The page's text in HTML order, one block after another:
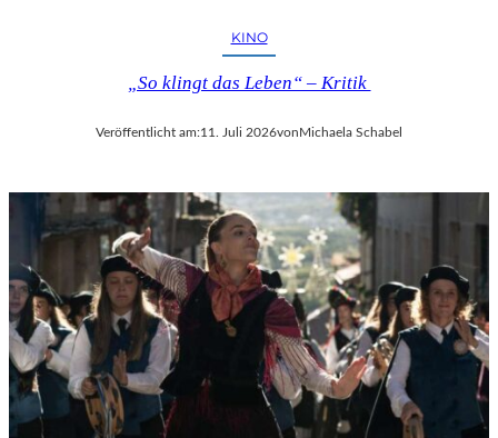
KINO
„So klingt das Leben“ – Kritik
Veröffentlicht am:11. Juli 2026vonMichaela Schabel